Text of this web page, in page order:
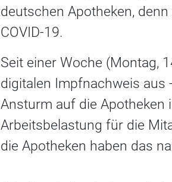
deutschen Apotheken,
COVID-19.
Seit einer Woche (Montag,
digitalen Impfnachweis aus
Ansturm auf die Apotheken
Arbeitsbelastung für die
die Apotheken haben das